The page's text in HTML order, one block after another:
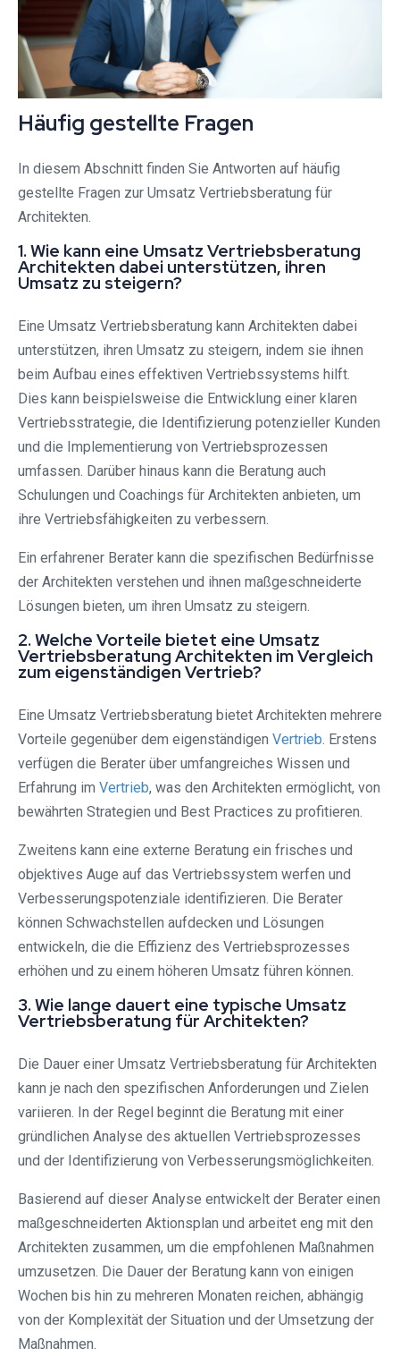
Häufig gestellte Fragen
In diesem Abschnitt finden Sie Antworten auf häufig
gestellte Fragen zur Umsatz Vertriebsberatung für
Architekten.
1. Wie kann eine Umsatz Vertriebsberatung
Architekten dabei unterstützen, ihren
Umsatz zu steigern?
Eine Umsatz Vertriebsberatung kann Architekten dabei
unterstützen, ihren Umsatz zu steigern, indem sie ihnen
beim Aufbau eines effektiven Vertriebssystems hilft.
Dies kann beispielsweise die Entwicklung einer klaren
Vertriebsstrategie, die Identifizierung potenzieller Kunden
und die Implementierung von Vertriebsprozessen
umfassen. Darüber hinaus kann die Beratung auch
Schulungen und Coachings für Architekten anbieten, um
ihre Vertriebsfähigkeiten zu verbessern.
Ein erfahrener Berater kann die spezifischen Bedürfnisse
der Architekten verstehen und ihnen maßgeschneiderte
Lösungen bieten, um ihren Umsatz zu steigern.
2. Welche Vorteile bietet eine Umsatz
Vertriebsberatung Architekten im Vergleich
zum eigenständigen Vertrieb?
Eine Umsatz Vertriebsberatung bietet Architekten mehrere
Vorteile gegenüber dem eigenständigen Vertrieb. Erstens
verfügen die Berater über umfangreiches Wissen und
Erfahrung im Vertrieb, was den Architekten ermöglicht, von
bewährten Strategien und Best Practices zu profitieren.
Zweitens kann eine externe Beratung ein frisches und
objektives Auge auf das Vertriebssystem werfen und
Verbesserungspotenziale identifizieren. Die Berater
können Schwachstellen aufdecken und Lösungen
entwickeln, die die Effizienz des Vertriebsprozesses
erhöhen und zu einem höheren Umsatz führen können.
3. Wie lange dauert eine typische Umsatz
Vertriebsberatung für Architekten?
Die Dauer einer Umsatz Vertriebsberatung für Architekten
kann je nach den spezifischen Anforderungen und Zielen
variieren. In der Regel beginnt die Beratung mit einer
gründlichen Analyse des aktuellen Vertriebsprozesses
und der Identifizierung von Verbesserungsmöglichkeiten.
Basierend auf dieser Analyse entwickelt der Berater einen
maßgeschneiderten Aktionsplan und arbeitet eng mit den
Architekten zusammen, um die empfohlenen Maßnahmen
umzusetzen. Die Dauer der Beratung kann von einigen
Wochen bis hin zu mehreren Monaten reichen, abhängig
von der Komplexität der Situation und der Umsetzung der
Maßnahmen.